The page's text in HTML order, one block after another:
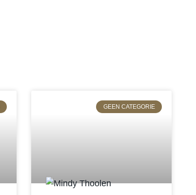
GEEN CATEGORIE